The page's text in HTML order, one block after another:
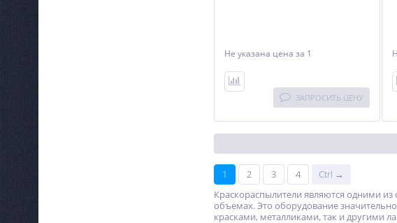
Не указана цена за 1
ЗАПРОСИТЬ ЦЕНУ
1 2 3 4
Ctrl →
Краскораспылители являются одними
объемах. Это оборудование
красками, металликами, так и другими